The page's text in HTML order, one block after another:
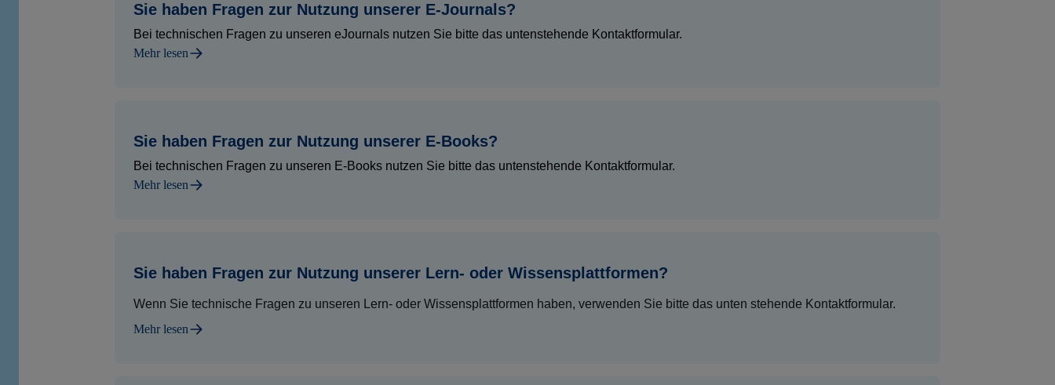
Sie haben Fragen zur Nutzung unserer E-Journals?
Bei technischen Fragen zu unseren eJournals nutzen Sie bitte das untenstehende Kontaktformular.
Mehr lesen
Sie haben Fragen zur Nutzung unserer E-Books?
Bei technischen Fragen zu unseren E-Books nutzen Sie bitte das untenstehende Kontaktformular.
Mehr lesen
Sie haben Fragen zur Nutzung unserer Lern- oder Wissensplattformen?
Wenn Sie technische Fragen zu unseren Lern- oder Wissensplattformen haben, verwenden Sie bitte das unten stehende Kontaktformular.
Mehr lesen